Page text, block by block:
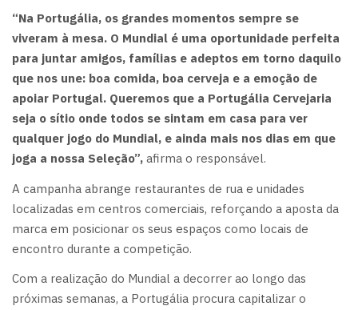
“Na Portugália, os grandes momentos sempre se
viveram à mesa. O Mundial é uma oportunidade perfeita
para juntar amigos, famílias e adeptos em torno daquilo
que nos une: boa comida, boa cerveja e a emoção de
apoiar Portugal. Queremos que a Portugália Cervejaria
seja o sítio onde todos se sintam em casa para ver
qualquer jogo do Mundial, e ainda mais nos dias em que
joga a nossa Seleção”, afirma o responsável.
A campanha abrange restaurantes de rua e unidades
localizadas em centros comerciais, reforçando a aposta da
marca em posicionar os seus espaços como locais de
encontro durante a competição.
Com a realização do Mundial a decorrer ao longo das
próximas semanas, a Portugália procura capitalizar o